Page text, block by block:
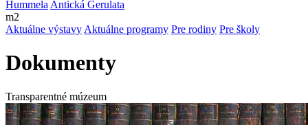
Hummela Antická Gerulata
m2
Aktuálne výstavy Aktuálne programy Pre rodiny Pre školy
Dokumenty
Transparentné múzeum